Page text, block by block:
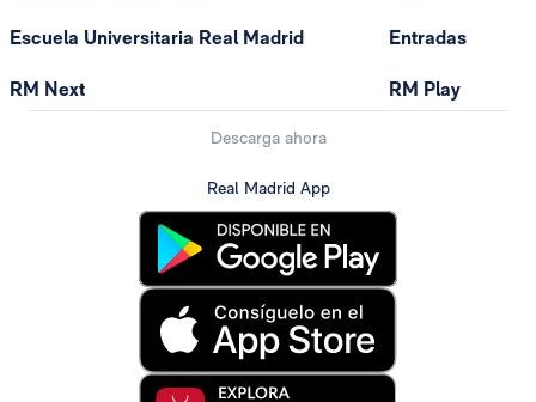
Escuela Universitaria Real Madrid
RM Next
Entradas
RM Play
Descarga ahora
Real Madrid App